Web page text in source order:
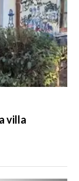
villa